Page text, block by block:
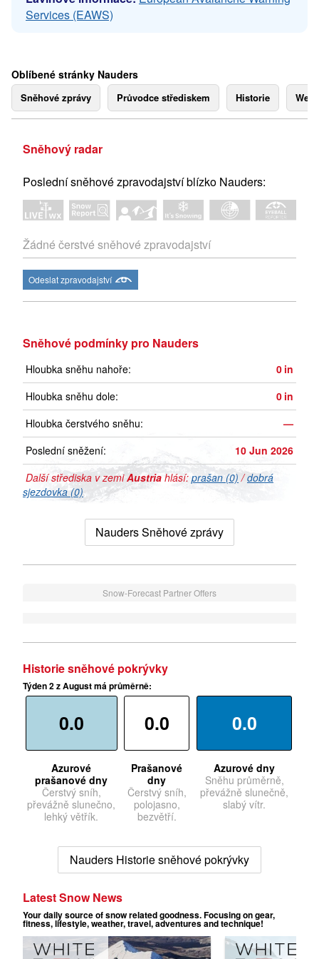
Services (EAWS)
Oblíbené stránky Nauders
Sněhové zprávy Průvodce střediskem Historie
Sněhový radar
Poslední sněhové zpravodajství blízko Nauders:
Žádné čerstvé sněhové zpravodajství
Odeslat zpravodajství
Sněhové podmínky pro Nauders
Hloubka sněhu nahoře: 0 in
Hloubka sněhu dole:
0 in
Hloubka čerstvého sněhu:
—
Poslední sněžení:
10 Jun 2026
Další střediska v zemiAustria hlásí: prašan (0) /dobrá
sjezdovka (0)
Nauders Sněhové zprávy
Snow-Forecast Partner Offers
Historie sněhové pokrývky
Týden 2 z August má průměrně:
0.0
Azurové
prašanové dny
Čerstvý sníh,
převážně slunečno,
lehký větřík.
0.0
Prašanové
dny
Čerstvý sníh,
polojasno,
bezvětří.
0.0
Azurové dny
Sněhu průměrně,
převážně slunečně,
slabý vítr.
Nauders Historie sněhové pokrývky